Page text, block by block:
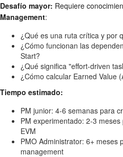
Desafío mayor: Requiere
Management:
¿Qué es una ruta crítica y por
¿Cómo funcionan las
Start?
¿Qué significa "effort-driven
¿Cómo calcular Earned Value
Tiempo estimado:
PM junior: 4-6 semanas para
PM experimentado: 2-3
EVM
PMO Administrator: 6+ meses
management